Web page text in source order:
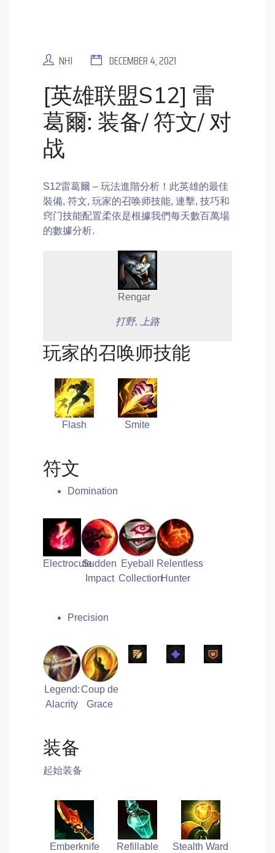
NHI DECEMBER 4, 2021
[英雄联盟S12] 雷
葛爾: 装备/ 符文/ 对
战
S12雷葛爾 – 玩法進階分析！此英雄的最佳
裝備, 符文, 玩家的召唤师技能, 連擊, 技巧和
窍门技能配置柔依是根據我們每天數百萬場
的數據分析.
Rengar
打野, 上路
玩家的召唤师技能
Flash Smite
符文
Domination
ElectrocuteSudden
Impact
Eyeball
Collection
Relentless
Hunter
Precision
Legend:
Alacrity
Coup de
Grace
装备
起始装备
Emberknife
Refillable
Stealth Ward